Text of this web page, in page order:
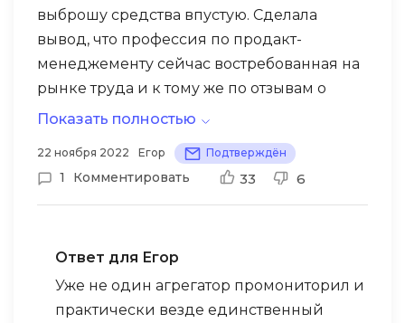
выброшу средства впустую. Сделала
вывод, что профессия по продакт-
менеджементу сейчас востребованная на
рынке труда и к тому же по отзывам о
школе, там дают неплохие знания и
работодателей это очень важно и дает
приоритет при трудоустройстве.
Хочу отметить прекрасный
педагогический состав, да еще
Учитывая тот факт, что я новичек в этой
Показать полностью
22 ноября 2022 Егор Подтверждён
1 Комментировать 33 6
Ответ для Егор
Уже не один агрегатор промониторил и
практически везде единственный